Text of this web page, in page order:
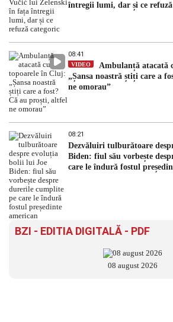
întregii lumi, dar și ce
08:41
VIDEO
Ambulanță atacată
„Șansa noastră știți care a
ne omorau”
08:21
Dezvăluiri tulburătoare
Biden: fiul său vorbește
care le îndură fostul
BZI - EDITIA DIGITALĂ - PDF
08 august 2026